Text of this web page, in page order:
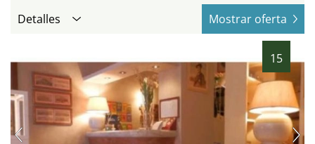
Detalles Mostrar oferta
15